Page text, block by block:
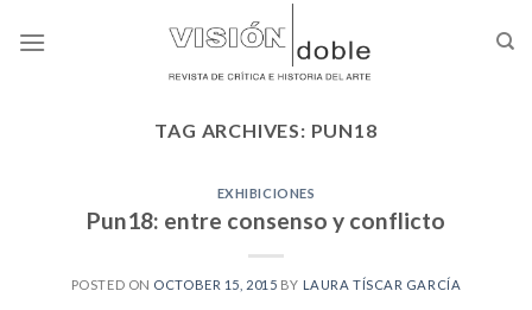
TAG ARCHIVES: PUN18
EXHIBICIONES
Pun18: entre consenso y conflicto
POSTED ON OCTOBER 15, 2015 BY LAURA TÍSCAR GARCÍA